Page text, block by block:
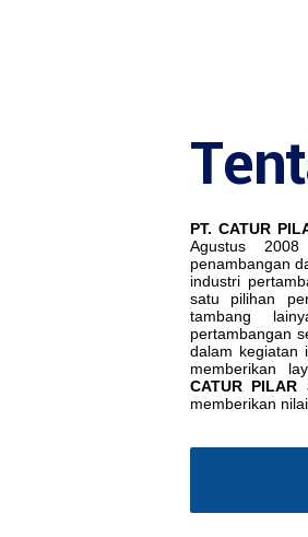
PT. CATUR
Agustus
penambangan
industri
satu pilihan
tambang
pertambangan
dalam kegiatan
memberikan
CATUR PILAR
memberikan